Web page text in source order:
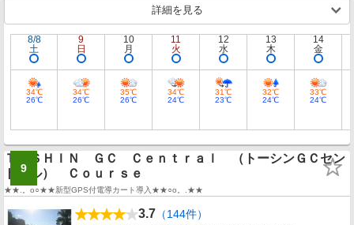
詳細を見る
8/8
土
34℃
26℃
9
日
34℃
26℃
10
月
35℃
26℃
11
火
34℃
24℃
12
水
31℃
23℃
13
木
32℃
24℃
14
金
33℃
24℃
9
ＴＯＳＨＩＮ ＧＣ Ｃｅｎｔｒａｌ （トーシンＧＣセン
トラル） Ｃｏｕｒｓｅ
★★.。o○★★新型GPS付電導カート導入★★○o。.★★
3.7 （144件）